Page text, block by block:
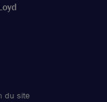
- Dardilly
du site